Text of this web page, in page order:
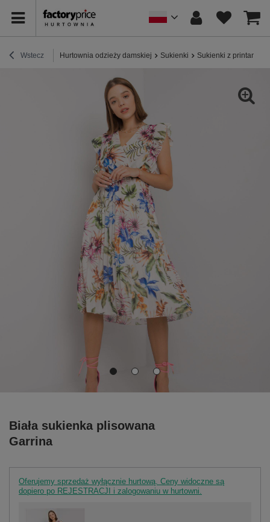
Wstecz Hurtownia odzieży damskiej Sukienki Sukienki z printami
Biała sukienka plisowana
Garrina
Oferujemy sprzedaż wyłącznie hurtową. Ceny widoczne są
dopiero po REJESTRACJI i zalogowaniu w hurtowni.